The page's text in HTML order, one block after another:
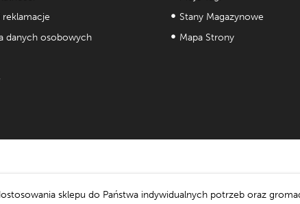
danych osobowych
Stany Magazynowe
Mapa Strony
sklepu do Państwa indywidualnych potrzeb oraz